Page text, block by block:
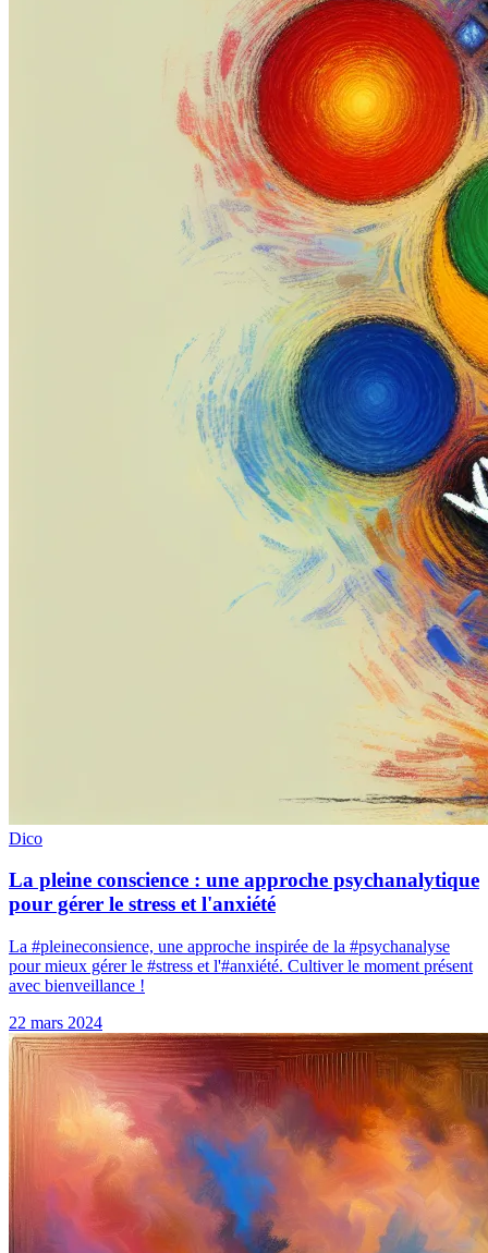
Dico
La pleine conscience : une approche psychanalytique
pour gérer le stress et l'anxiété
La #pleineconsience, une approche inspirée de la #psychanalyse
pour mieux gérer le #stress et l'#anxiété. Cultiver le moment présent
avec bienveillance !
22 mars 2024